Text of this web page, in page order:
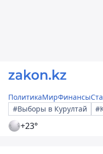
ПолитикаМирФинансы
#Выборы в Курултай
+23°